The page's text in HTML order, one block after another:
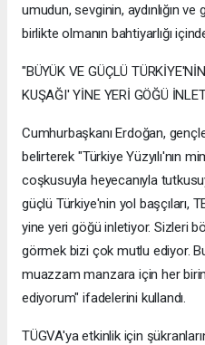
umudun, sevginin, aydınlığın
birlikte olmanın bahtiyarlığı
"BÜYÜK VE GÜÇLÜ
KUŞAĞI' YİNE YERİ GÖĞÜ
Cumhurbaşkanı Erdoğan,
belirterek "Türkiye Yüzyılı'nın
coşkusuyla heyecanıyla
güçlü Türkiye'nin yol başçıları,
yine yeri göğü inletiyor. Sizleri
görmek bizi çok mutlu ediyor.
muazzam manzara için her
ediyorum" ifadelerini kullandı.
TÜGVA'ya etkinlik için